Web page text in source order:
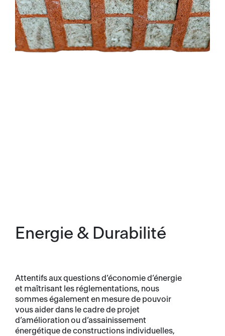
Energie & Durabilité
Attentifs aux questions d’économie d’énergie
et maîtrisant les réglementations, nous
sommes également en mesure de pouvoir
vous aider dans le cadre de projet
d’amélioration ou d’assainissement
énergétique de constructions individuelles,